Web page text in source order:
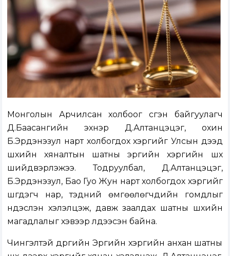
Монголын Арчилсан холбоог үүсгэн байгуулагч
Д.Баасангийн эхнэр Д.Алтанцэцэг, охин
Б.Эрдэнэзул нарт холбогдох хэргийг Улсын дээд
шүүхийн хяналтын шатны эрүүгийн хэргийн шүүх
шийдвэрлэжээ. Тодруулбал, Д.Алтанцэцэг,
Б.Эрдэнэзул, Бао Гуо Жун нарт холбогдох хэргийг
шүүгдэгч нар, тэдний өмгөөлөгчдийн гомдлыг
үндэслэн хэлэлцэж, давж заалдах шатны шүүхийн
магадлалыг хэвээр үлдээсэн байна.
Чингэлтэй дүүргийн Эрүүгийн хэргийн анхан шатны